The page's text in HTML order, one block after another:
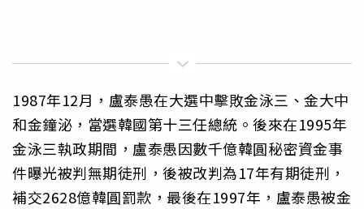
1987年12月，盧泰愚在大選中擊敗金泳三、金大中
和金鐘泌，當選韓國第十三任總統。後來在1995年
金泳三執政期間，盧泰愚因數千億韓圓秘密資金事
件曝光被判無期徒刑，後被改判為17年有期徒刑，
補交2628億韓圓罰款，最後在1997年，盧泰愚被金